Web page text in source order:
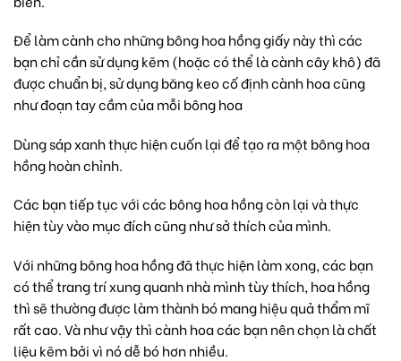
Để làm cành cho những bông hoa hồng giấy này thì các
bạn chỉ cần sử dụng kẽm (hoặc có thể là cành cây khô) đã
được chuẩn bị, sử dụng băng keo cố định cành hoa cũng
như đoạn tay cầm của mỗi bông hoa
Dùng sáp xanh thực hiện cuốn lại để tạo ra một bông hoa
hồng hoàn chỉnh.
Các bạn tiếp tục với các bông hoa hồng còn lại và thực
hiện tùy vào mục đích cũng như sở thích của mình.
Với những bông hoa hồng đã thực hiện làm xong, các bạn
có thể trang trí xung quanh nhà mình tùy thích, hoa hồng
thì sẽ thường được làm thành bó mang hiệu quả thẩm mĩ
rất cao. Và như vậy thì cành hoa các bạn nên chọn là chất
liệu kẽm bởi vì nó dễ bó hơn nhiều.